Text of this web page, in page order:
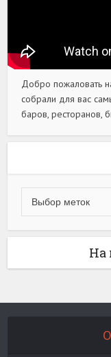
Добро пожаловать
собрали для вас
баров, ресторанов,
На